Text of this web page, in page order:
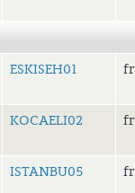
ESKISEH01
KOCAELI02
ISTANBU05